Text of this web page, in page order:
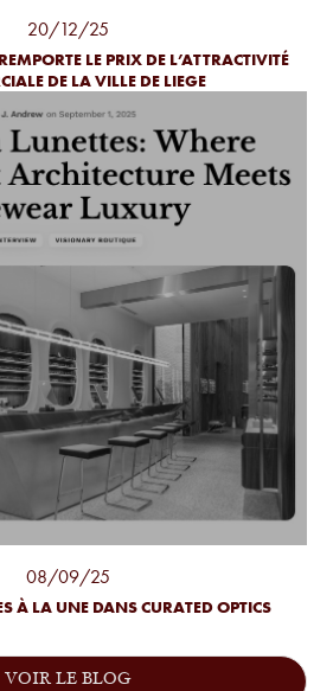
20/12/25
LE PRIX DE L’ATTRACTIVITÉ
DE LA VILLE DE LIEGE
08/09/25
À LA UNE DANS CURATED OPTICS
VOIR LE BLOG